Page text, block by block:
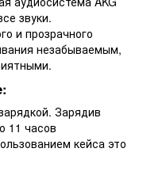
звуки.
и прозрачного
незабываемым,
Зарядив
11 часов
кейса это